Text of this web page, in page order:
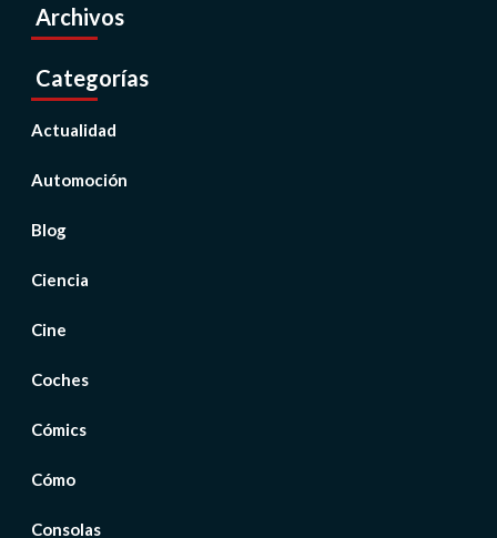
Archivos
Categorías
Actualidad
Automoción
Blog
Ciencia
Cine
Coches
Cómics
Cómo
Consolas